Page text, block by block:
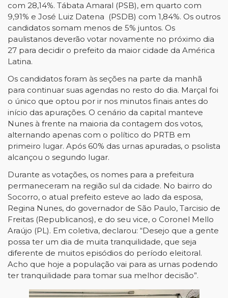
com 28,14%. Tábata Amaral (PSB), em quarto com
9,91% e José Luiz Datena (PSDB) com 1,84%. Os outros
candidatos somam menos de 5% juntos. Os
paulistanos deverão votar novamente no próximo dia
27 para decidir o prefeito da maior cidade da América
Latina.
Os candidatos foram às seções na parte da manhã
para continuar suas agendas no resto do dia. Marçal foi
o único que optou por ir nos minutos finais antes do
início das apurações. O cenário da capital manteve
Nunes à frente na maioria da contagem dos votos,
alternando apenas com o político do PRTB em
primeiro lugar. Após 60% das urnas apuradas, o psolista
alcançou o segundo lugar.
Durante as votações, os nomes para a prefeitura
permaneceram na região sul da cidade. No bairro do
Socorro, o atual prefeito esteve ao lado da esposa,
Regina Nunes, do governador de São Paulo, Tarcisio de
Freitas (Republicanos), e do seu vice, o Coronel Mello
Araújo (PL). Em coletiva, declarou: “Desejo que a gente
possa ter um dia de muita tranquilidade, que seja
diferente de muitos episódios do período eleitoral.
Acho que hoje a população vai para as urnas podendo
ter tranquilidade para tomar sua melhor decisão”.